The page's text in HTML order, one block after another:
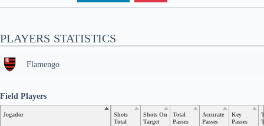
PLAYERS STATISTICS
Flamengo
Jogador
Shots
Total
Shots On
Target
Total
Passes
Accurate
Passes
Key
Passes
Field Players